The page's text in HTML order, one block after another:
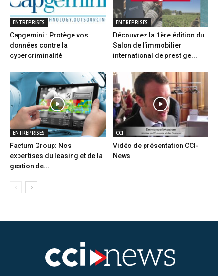
ENTREPRISES
Capgemini : Protège vos
données contre la
cybercriminalité
ENTREPRISES
Découvrez la 1ère édition du
Salon de l’immobilier
international de prestige...
ENTREPRISES
Factum Group: Nos
expertises du leasing et de la
gestion de...
CCI
Vidéo de présentation CCI-
News